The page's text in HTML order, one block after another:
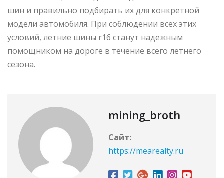
шин и правильно подбирать их для конкретной
модели автомобиля. При соблюдении всех этих
условий, летние шины r16 станут надежным
помощником на дороге в течение всего летнего
сезона.
mining_broth
Сайт:
https://mearealty.ru